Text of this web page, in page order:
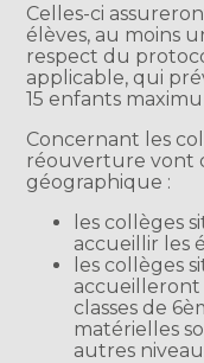
Celles-ci
élèves, au moins
respect du
applicable, qui
15 enfants
Concernant les
réouverture vont
géographique :
les collèges
accueillir les
les collèges
accueilleront
classes de
matérielles
autres